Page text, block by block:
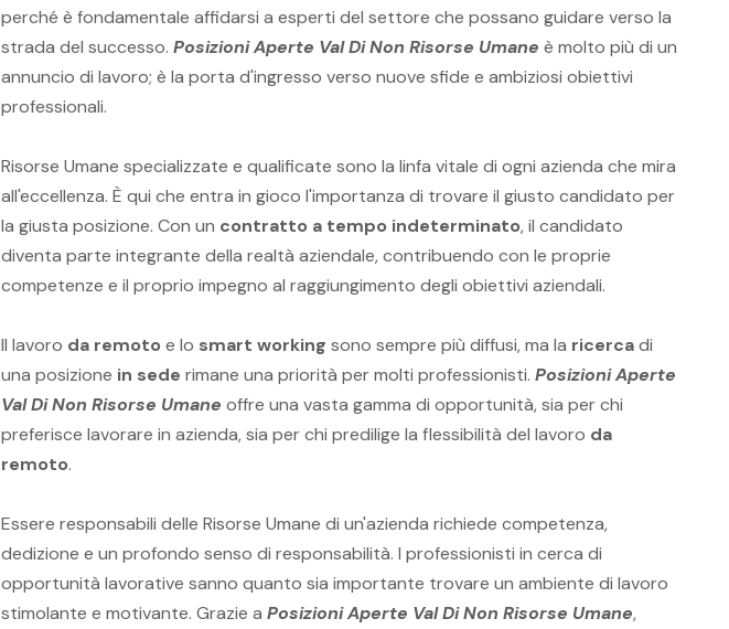
perché è fondamentale affidarsi a esperti del settore che possano guidare verso la
strada del successo. Posizioni Aperte Val Di Non Risorse Umane è molto più di un
annuncio di lavoro; è la porta d'ingresso verso nuove sfide e ambiziosi obiettivi
professionali.
Risorse Umane specializzate e qualificate sono la linfa vitale di ogni azienda che mira
all'eccellenza. È qui che entra in gioco l'importanza di trovare il giusto candidato per
la giusta posizione. Con un contratto a tempo indeterminato, il candidato
diventa parte integrante della realtà aziendale, contribuendo con le proprie
competenze e il proprio impegno al raggiungimento degli obiettivi aziendali.
Il lavoro da remoto e lo smart working sono sempre più diffusi, ma la ricercadi
una posizione in sede rimane una priorità per molti professionisti. Posizioni Aperte
Val Di Non Risorse Umane offre una vasta gamma di opportunità, sia per chi
preferisce lavorare in azienda, sia per chi predilige la flessibilità del lavoro da
remoto.
Essere responsabili delle Risorse Umane di un'azienda richiede competenza,
dedizione e un profondo senso di responsabilità. I professionisti in cerca di
opportunità lavorative sanno quanto sia importante trovare un ambiente di lavoro
stimolante e motivante. Grazie a Posizioni Aperte Val Di Non Risorse Umane,